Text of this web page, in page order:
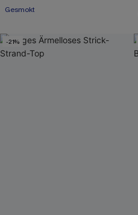
Gesmokt
-21%